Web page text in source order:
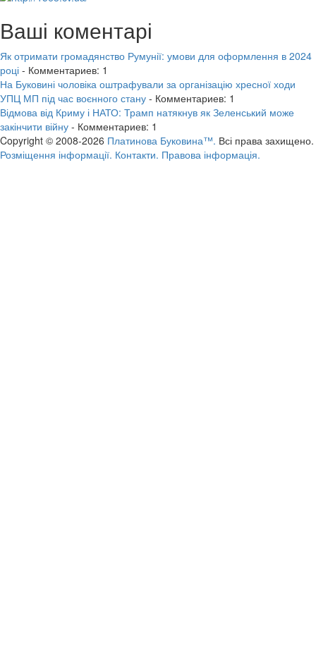
Ваші коментарі
Як отримати громадянство Румунії: умови для оформлення в 2024
році - Комментариев: 1
На Буковині чоловіка оштрафували за організацію хресної ходи
УПЦ МП під час воєнного стану - Комментариев: 1
Відмова від Криму і НАТО: Трамп натякнув як Зеленський може
закінчити війну - Комментариев: 1
Copyright © 2008-2026 Платинова Буковина™. Всі права захищено.
Розміщення інформації. Контакти. Правова інформація.